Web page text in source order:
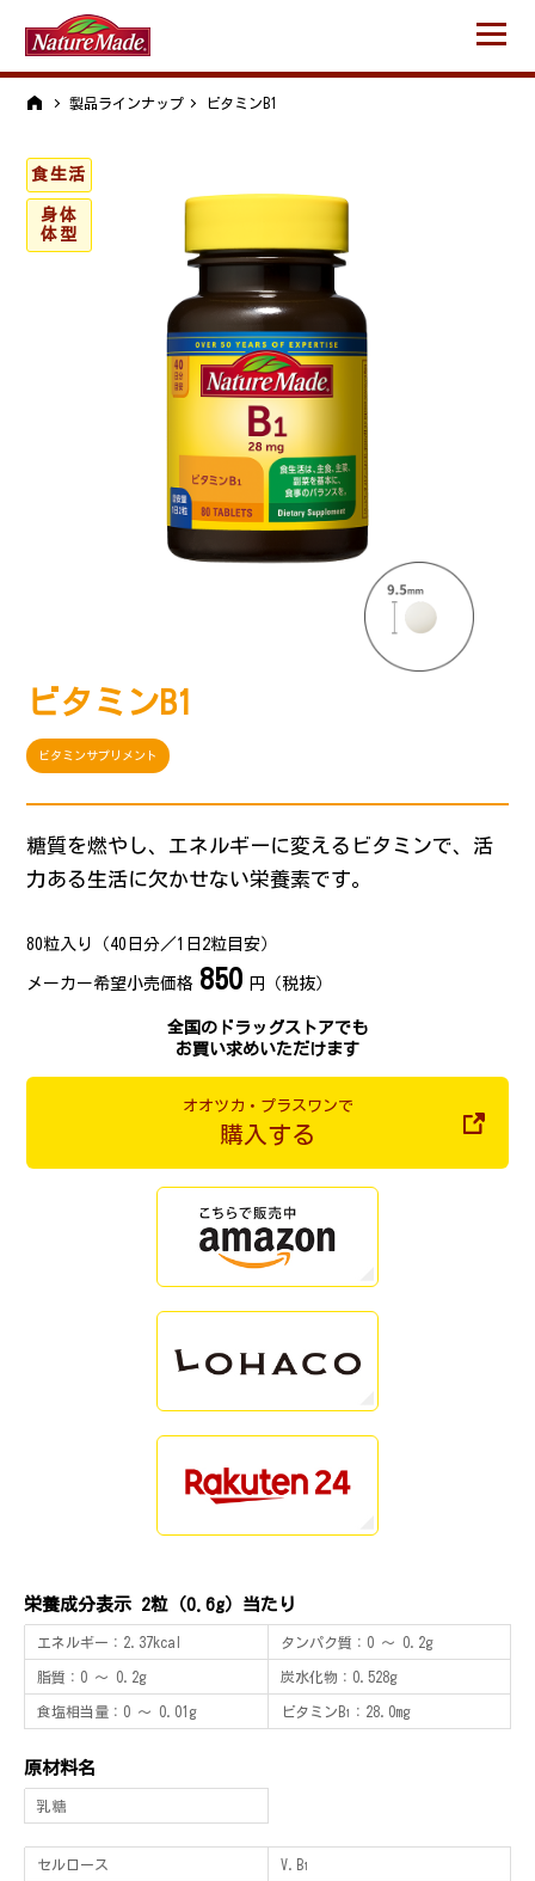
製品ラインナップ ビタミンB1
ビタミンB1
ビタミンサプリメント
糖質を燃やし、エネルギーに変えるビタミンで、活
力ある生活に欠かせない栄養素です。
80粒入り（40日分／1日2粒目安）
メーカー希望小売価格 850 円（税抜）
全国のドラッグストアでも
お買い求めいただけます
オオツカ・プラスワンで
購入する
食生活
身体
体型
栄養成分表示 2粒（0.6g）当たり
エネルギー ：2.37kcal タンパク質 ：0 〜 0.2g
脂質 ：0 〜 0.2g 炭水化物 ：0.528g
食塩相当量 ：0 〜 0.01g ビタミンB1 ：28.0mg
原材料名
乳糖
セルロース V.B1